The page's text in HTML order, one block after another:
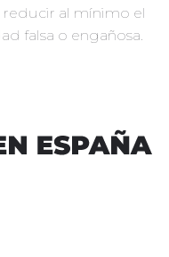
al mínimo el
falsa o engañosa.